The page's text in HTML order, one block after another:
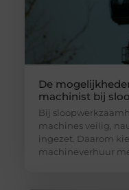
De
machinist bij
Bij
machines veilig,
ingezet. Daarom
machineverhuur